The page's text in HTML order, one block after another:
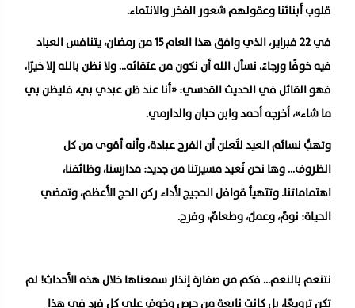
قلوب أبنائنا وعقولهم شعور الفخر والانتماء.
في 22 فبراير، الذي وافق هذا العام 15 من رمضان، يتنافس العباد
فيه خوفًا ورجاءً، نسأل الله أن نكون من عتقائه… ولا نظن بالله إلا خيرًا،
فهو القائل في الحديث القدسي: «أنا عند ظن عبدي بي، فليظن بي
ما شاء»، أخرجه أحمد وابن حبان والدارمي.
وتهبُّ نسائم العيد لتُعلن أن الفرح عبادة، وأنه أقوى من كل
الظروف… وها نحن نُعيد مسيرتنا من جديد: مدارسنا، وظائفنا،
اهتماماتنا. وتتهيأ قوافل الحجيج لأداء ركن الحج الأعظم، وتمضي
الحياة: نومٌ، وعملٌ، وطعامٌ، وفرح.
نتنعم بالنعم… فكم من صفارة إنذار سمعناها خلال هذه الأحداث! لم
تكن ترويعًا، بل كانت نابعة من حرصٍ وخوفٍ على كل فردٍ في هذا